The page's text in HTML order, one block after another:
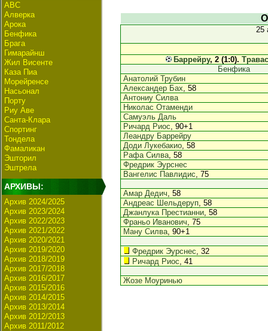
АВС
Алверка
Арока
Бенфика
Брага
Гимарайнш
Жил Висенте
Каза Пиа
Морейренсе
Насьонал
Порту
Риу Аве
Санта-Клара
Спортинг
Тондела
Фамаликан
Эшторил
Эштрела
АРХИВЫ:
Архив 2024/2025
Архив 2023/2024
Архив 2022/2023
Архив 2021/2022
Архив 2020/2021
Архив 2019/2020
Архив 2018/2019
Архив 2017/2018
Архив 2016/2017
Архив 2015/2016
Архив 2014/2015
Архив 2013/2014
Архив 2012/2013
Архив 2011/2012
25
Баррейру, 2 (1:0).
Бенфика
Анатолий Трубин
Александер Бах, 58
Антониу Силва
Николас Отаменди
Самуэль Даль
Ричард Риос, 90+1
Леандру Баррейру
Доди Лукебакио, 58
Рафа Силва, 58
Фредрик Эурснес
Вангелис Павлидис, 75
Амар Дедич, 58
Андреас Шельдеруп, 58
Джанлука Престианни, 58
Франьо Иванович, 75
Ману Силва, 90+1
Фредрик Эурснес, 32
Ричард Риос, 41
Жозе Моуринью